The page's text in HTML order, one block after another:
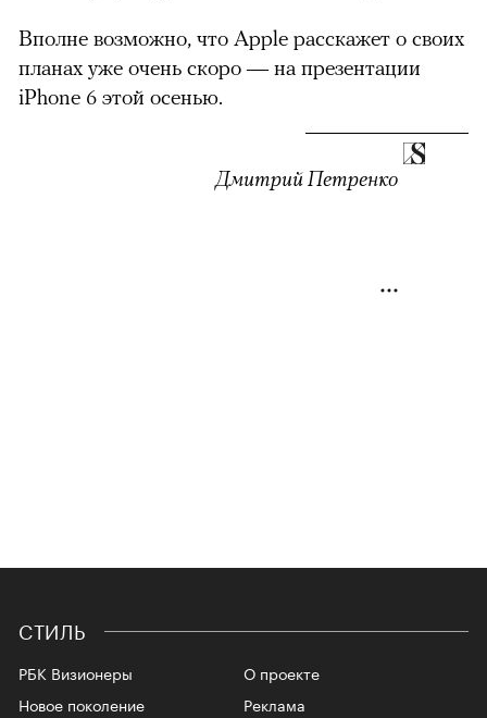
Вполне возможно, что Apple расскажет о своих
планах уже очень скоро — на презентации
iPhone 6 этой осенью.
Дмитрий Петренко
СТИЛЬ
РБК Визионеры
Новое поколение
О проекте
Реклама